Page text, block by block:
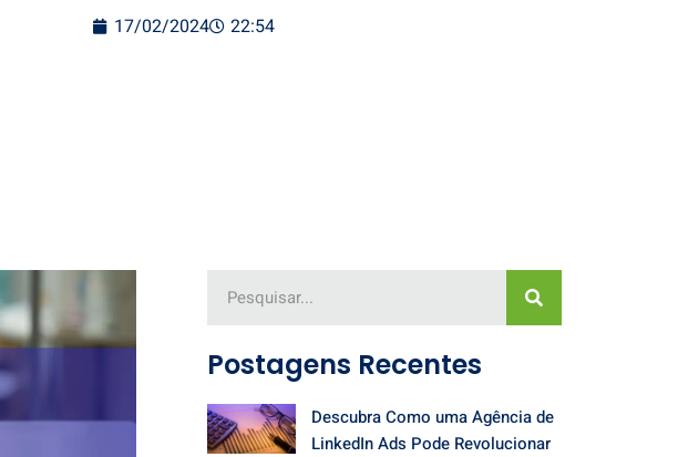
17/02/2024 22:54
Postagens Recentes
Descubra Como uma Agência de
LinkedIn Ads Pode Revolucionar